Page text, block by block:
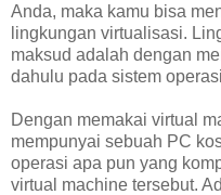
Anda, maka kamu bisa
lingkungan virtualisasi.
maksud adalah dengan
dahulu pada sistem
Dengan memakai virtual
mempunyai sebuah PC
operasi apa pun yang
virtual machine tersebut.